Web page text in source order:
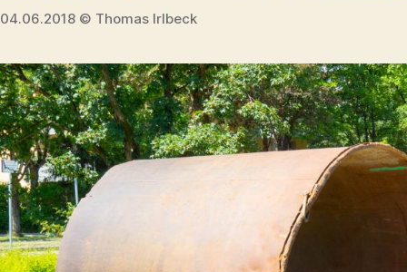
04.06.2018 © Thomas Irlbeck